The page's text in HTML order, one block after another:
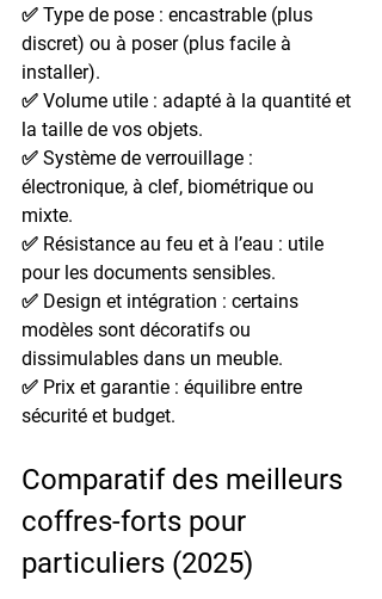
✅ Type de pose : encastrable (plus
discret) ou à poser (plus facile à
installer).
✅ Volume utile : adapté à la quantité et
la taille de vos objets.
✅ Système de verrouillage :
électronique, à clef, biométrique ou
mixte.
✅ Résistance au feu et à l’eau : utile
pour les documents sensibles.
✅ Design et intégration : certains
modèles sont décoratifs ou
dissimulables dans un meuble.
✅ Prix et garantie : équilibre entre
sécurité et budget.
Comparatif des meilleurs
coffres-forts pour
particuliers (2025)